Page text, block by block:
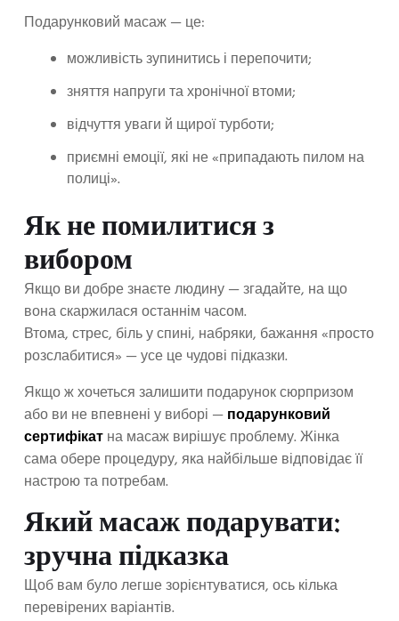
Подарунковий масаж — це:
можливість зупинитись і перепочити;
зняття напруги та хронічної втоми;
відчуття уваги й щирої турботи;
приємні емоції, які не «припадають пилом на
полиці».
Як не помилитися з
вибором
Якщо ви добре знаєте людину — згадайте, на що
вона скаржилася останнім часом.
Втома, стрес, біль у спині, набряки, бажання «просто
розслабитися» — усе це чудові підказки.
Якщо ж хочеться залишити подарунок сюрпризом
або ви не впевнені у виборі —подарунковий
сертифікатна масаж вирішує проблему. Жінка
сама обере процедуру, яка найбільше відповідає її
настрою та потребам.
Який масаж подарувати:
зручна підказка
Щоб вам було легше зорієнтуватися, ось кілька
перевірених варіантів.